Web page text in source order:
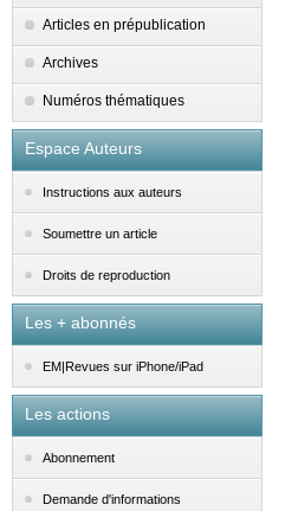
Articles en prépublication
Archives
Numéros thématiques
Espace Auteurs
Instructions aux auteurs
Soumettre un article
Droits de reproduction
Les + abonnés
EM|Revues sur iPhone/iPad
Les actions
Abonnement
Demande d'informations